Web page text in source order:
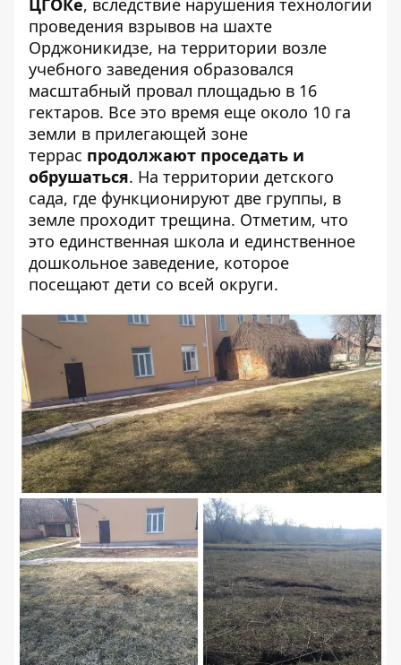
ЦГОКе, вследствие нарушения технологии
проведения взрывов на шахте
Орджоникидзе, на территории возле
учебного заведения образовался
масштабный провал площадью в 16
гектаров. Все это время еще около 10 га
земли в прилегающей зоне
террас продолжают проседать и
обрушаться. На территории детского
сада, где функционируют две группы, в
земле проходит трещина. Отметим, что
это единственная школа и единственное
дошкольное заведение, которое
посещают дети со всей округи.